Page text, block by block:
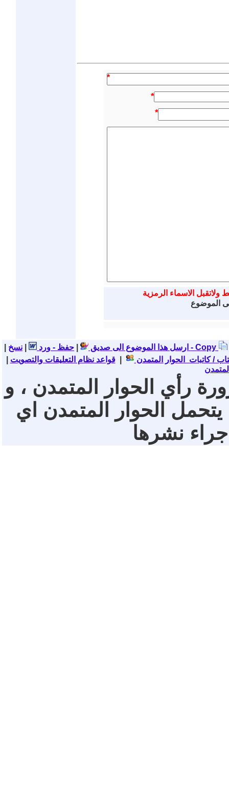
*
*
*
ولاتقبل الاسماء الرمزية
الموضوع
ارسل هذا الموضوع الى صديق حفظ - ورد نسخ - Copy
/ كاتبات الحوار المتمدن |قواعد نظام التعليقات والتصويت
رأي الحوار المتمدن ، و
يتحمل الحوار المتمدن اي
جراء نشرها